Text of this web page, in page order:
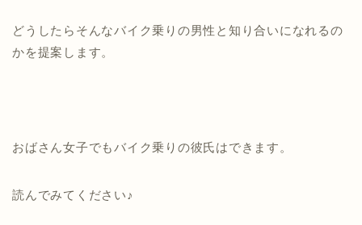
どうしたらそんなバイク乗りの男性と知り合いになれるの
かを提案します。
おばさん女子でもバイク乗りの彼氏はできます。
読んでみてください♪